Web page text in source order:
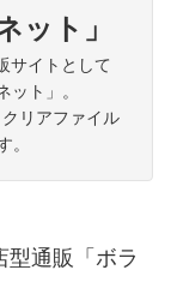
ット」
サイトとして
ト」。
リアファイル
。
型通販「ボラ